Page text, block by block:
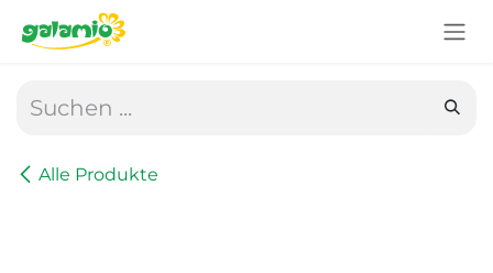
Zum Inhalt springen
Alle Produkte